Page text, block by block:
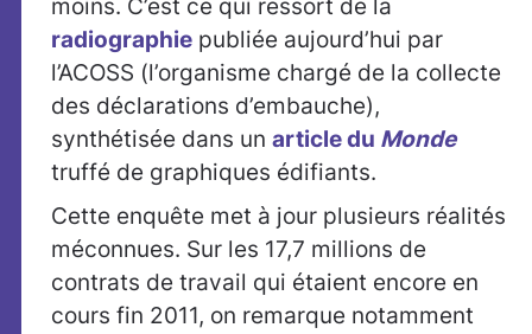
moins. C’est ce qui ressort de la
radiographie publiée aujourd’hui par
l’ACOSS (l’organisme chargé de la collecte
des déclarations d’embauche),
synthétisée dans un article du Monde
truffé de graphiques édifiants.
Cette enquête met à jour plusieurs réalités
méconnues. Sur les 17,7 millions de
contrats de travail qui étaient encore en
cours fin 2011, on remarque notamment